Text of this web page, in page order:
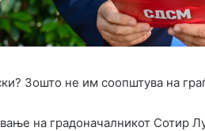
Зошто не им соопштува на
на градоначалникот Сотир